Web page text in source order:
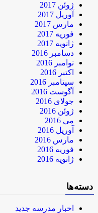
ژوئن 2017
آوریل 2017
مارس 2017
فوریه 2017
ژانویه 2017
دسامبر 2016
نوامبر 2016
اکتبر 2016
سپتامبر 2016
آگوست 2016
جولای 2016
ژوئن 2016
می 2016
آوریل 2016
مارس 2016
فوریه 2016
ژانویه 2016
دسته‌ها
اخبار مدرسه جدید